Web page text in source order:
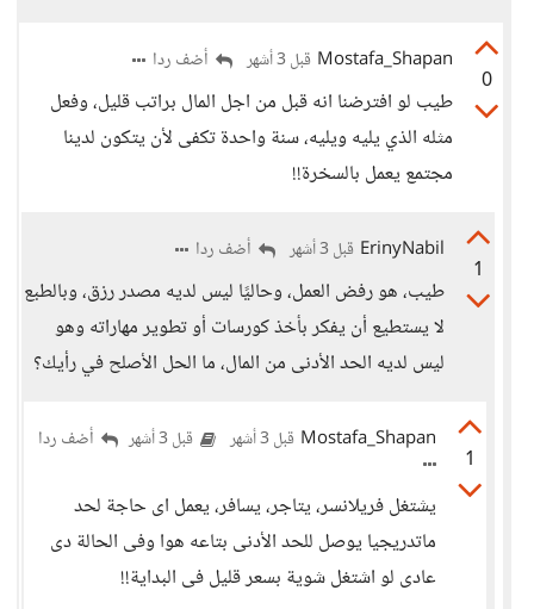
0
Mostafa_Shapan قبل 3 أشهر أضف ردا
طيب لو افترضنا انه قبل من اجل المال براتب قليل، وفعل
مثله الذي يليه ويليه، سنة واحدة تكفى لأن يتكون لدينا
مجتمع يعمل بالسخرة!!
1
ErinyNabil قبل 3 أشهر أضف ردا
طيب، هو رفض العمل، وحاليًا ليس لديه مصدر رزق، وبالطبع
لا يستطيع أن يفكر بأخذ كورسات أو تطوير مهاراته وهو
ليس لديه الحد الأدنى من المال، ما الحل الأصلح في رأيك؟
1
Mostafa_Shapan قبل 3 أشهر قبل 3 أشهر أضف ردا
يشتغل فريلانسر، يتاجر، يسافر، يعمل اى حاجة لحد
ماتدريجيا يوصل للحد الأدنى بتاعه هوا وفى الحالة دى
عادى لو اشتغل شوية بسعر قليل فى البداية!!